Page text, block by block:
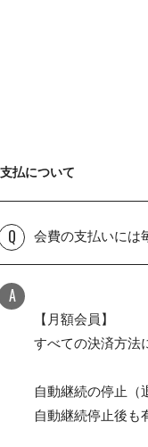
払について
Q 会費の支払いには
A
【月額会員】
すべての決済方法
自動継続の停止（
自動継続停止後も